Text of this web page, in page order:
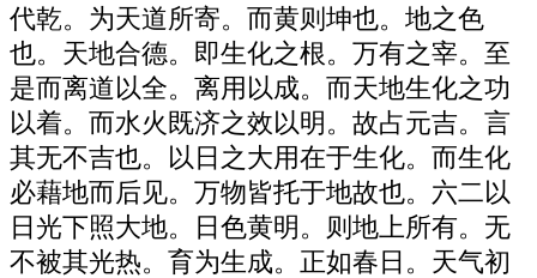
代乾。为天道所寄。而黄则坤也。地之色
也。天地合德。即生化之根。万有之宰。至
是而离道以全。离用以成。而天地生化之功
以着。而水火既济之效以明。故占元吉。言
其无不吉也。以日之大用在于生化。而生化
必藉地而后见。万物皆托于地故也。六二以
日光下照大地。日色黄明。则地上所有。无
不被其光热。育为生成。正如春日。天气初